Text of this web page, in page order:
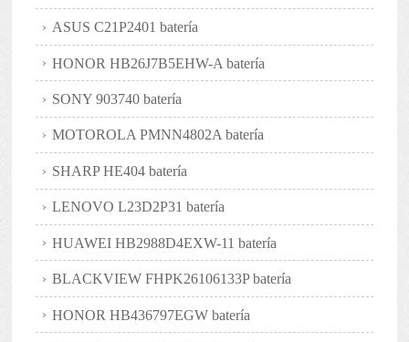
ASUS C21P2401 batería
HONOR HB26J7B5EHW-A batería
SONY 903740 batería
MOTOROLA PMNN4802A batería
SHARP HE404 batería
LENOVO L23D2P31 batería
HUAWEI HB2988D4EXW-11 batería
BLACKVIEW FHPK26106133P batería
HONOR HB436797EGW batería